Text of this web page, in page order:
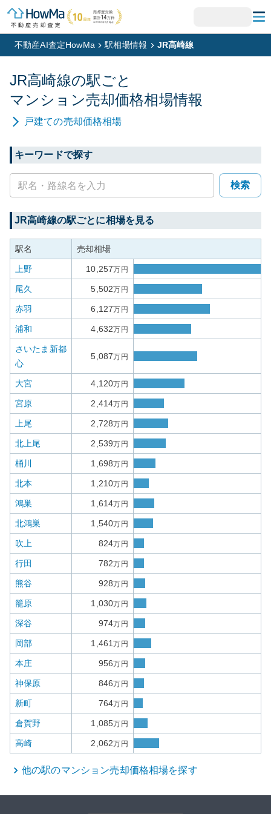
不動産AI査定HowMa 駅相場情報 JR高崎線
JR高崎線の駅ごと
マンション売却価格相場情報
戸建ての売却価格相場
キーワードで探す
検索
JR高崎線の駅ごとに相場を見る
駅名 売却相場
上野 10,257万円
尾久 5,502万円
赤羽 6,127万円
浦和 4,632万円
さいたま新都
心
5,087万円
大宮 4,120万円
宮原 2,414万円
上尾 2,728万円
北上尾 2,539万円
桶川 1,698万円
北本 1,210万円
鴻巣 1,614万円
北鴻巣 1,540万円
吹上 824万円
行田 782万円
熊谷 928万円
籠原 1,030万円
深谷 974万円
岡部 1,461万円
本庄 956万円
神保原 846万円
新町 764万円
倉賀野 1,085万円
高崎 2,062万円
他の駅のマンション売却価格相場を探す